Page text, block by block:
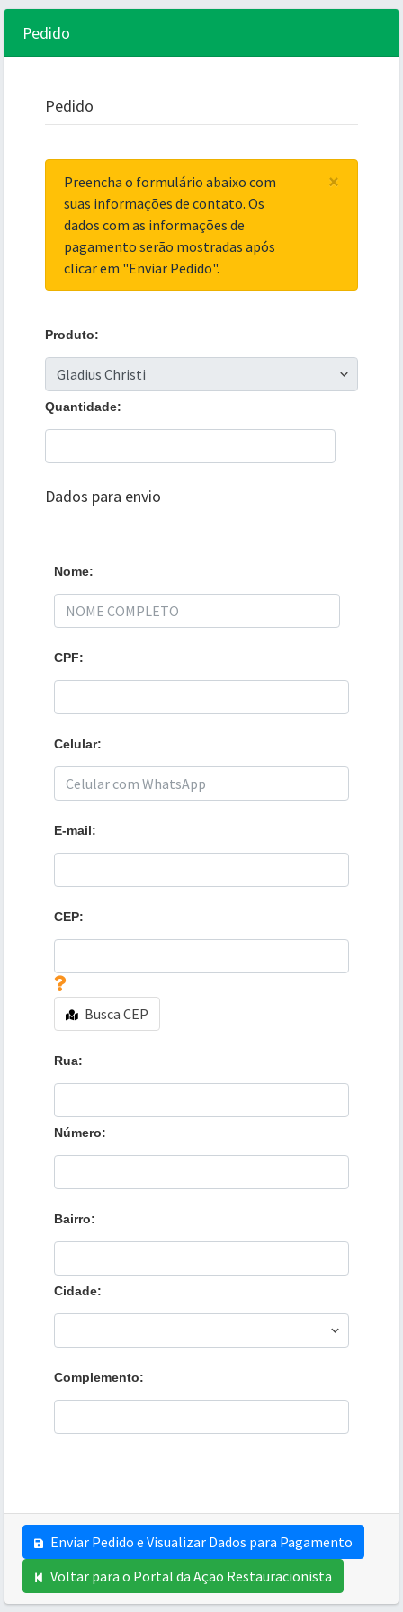
Pedido
Pedido
×
Preencha o formulário abaixo com
suas informações de contato. Os
dados com as informações de
pagamento serão mostradas após
clicar em "Enviar Pedido".
Produto:
Quantidade:
Dados para envio
Nome:
CPF:
Celular:
E-mail:
CEP:
Busca CEP
Rua:
Número:
Bairro:
Cidade:
Complemento:
Enviar Pedido e Visualizar Dados para Pagamento
Voltar para o Portal da Ação Restauracionista